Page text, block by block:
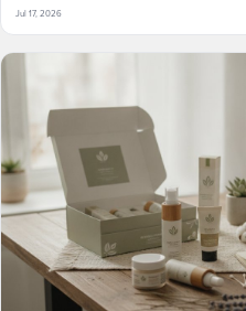
Jul 17, 2026